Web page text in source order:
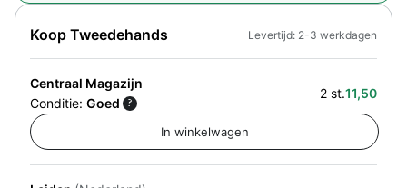
Koop Tweedehands
Centraal Magazijn
Conditie: Goed ?
2 st.11,50
Levertijd: 2-3 werkdagen